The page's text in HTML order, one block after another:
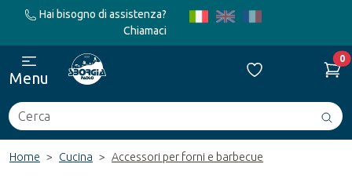
Hai bisogno di assistenza?
Chiamaci
Cerca
0
Menu
Home Cucina Accessori per forni e barbecue